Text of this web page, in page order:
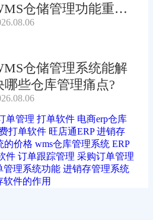
仓储管理功能重要
?
仓储管理系统能解
哪些仓库管理痛点?
单管理 打单软件 电商erp仓库
打单软件 旺店通ERP 进销存
的价格 wms仓库管理系统 ERP
件 订单跟踪管理 采购订单管理
管理系统功能 进销存管理系统
软件的作用